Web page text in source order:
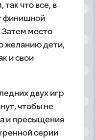
что все, в
финишной
место
желанию дети,
и свои
двух игр
чтобы не
и пресыщения
серии